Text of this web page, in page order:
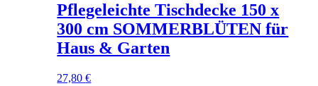
Pflegeleichte Tischdecke 150 x
300 cm SOMMERBLÜTEN für
Haus & Garten
27,80€